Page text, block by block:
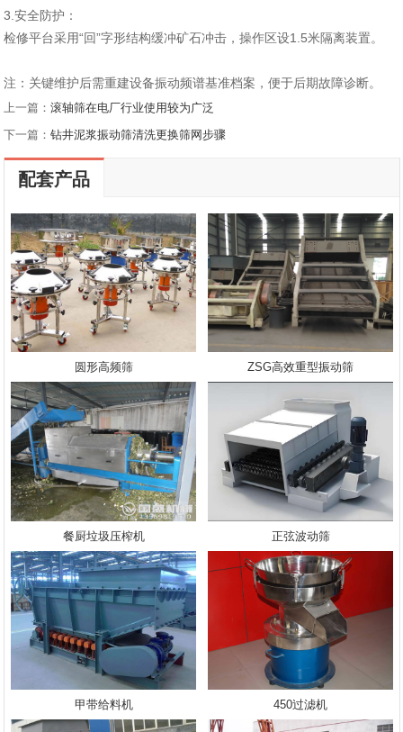
‌3.安全防护‌：
检修平台采用“回”字形结构缓冲矿石冲击，操作区设1.5米隔离装置。
注：关键维护后需重建设备振动频谱基准档案，便于后期故障诊断。
上一篇：滚轴筛在电厂行业使用较为广泛
下一篇：钻井泥浆振动筛清洗更换筛网步骤
配套产品
圆形高频筛 ZSG高效重型振动筛
餐厨垃圾压榨机 正弦波动筛
甲带给料机 450过滤机